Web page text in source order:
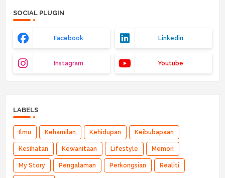
SOCIAL PLUGIN
Facebook Linkedin
Instagram Youtube
LABELS
Ilmu Kehamilan Kehidupan Keibubapaan
Kesihatan Kewanitaan Lifestyle Memori
My Story Pengalaman Perkongsian Realiti